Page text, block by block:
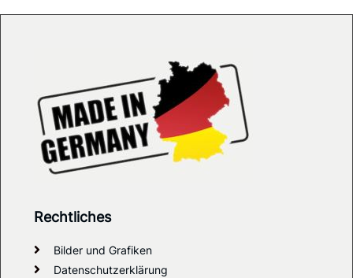
Rechtliches
Bilder und Grafiken
Datenschutzerklärung